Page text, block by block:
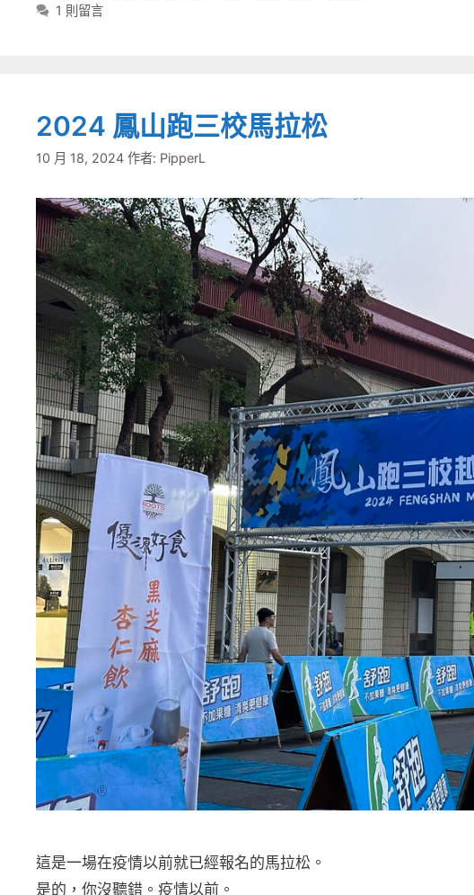
籤
1 則留言
2024 鳳山跑三校馬拉松
10 月 18, 2024 作者: PipperL
這是一場在疫情以前就已經報名的馬拉松。
是的，你沒聽錯。疫情以前。